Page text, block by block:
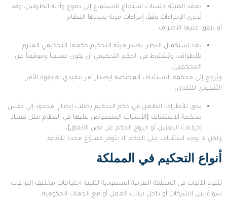
تعقد الهيئة جلسات استماع للاستماع إلى دفوع وأدلة الطرفين، وقد
تُجرى الإجراءات وفق إجراءات مرنة يحددها النظام
أو يتفق عليها الأطراف.
بعد استكمال النظر، تصدر هيئة التحكيم حكمها التحكيمي الملزم
للأطراف. ويُشترط في الحكم التحكيمي أن يكون مسبباً وموقعاً من
المحكمين،
ويُرجع إلى محكمة الاستئناف المختصة لإصدار أمر تنفيذي له بقوة الأمر
التنفيذي للبُلدان.
يحق للأطراف الطعن في حكم التحكيم بطلب إبطالٍ محدود إلى نفس
محكمة الاستئناف (الأسباب المنصوص عليها في النظام مثل فساد
إجراءات التعيين أو خروج الحكم عن نص الاتفاق)،
ولكن لا يوجد استئناف على الحكم إلا بتوفر مسوّغ محدد للغاية.
أنواع التحكيم في المملكة
تتنوع الآليات في المملكة العربية السعودية لتلبية احتياجات مختلف النزاعات،
سواءً بين الشركات أو داخل بيئات العمل أو مع الجهات الحكومية.